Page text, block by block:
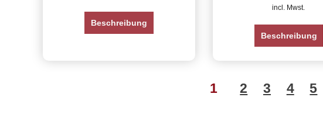
Beschreibung
incl. Mwst.
Beschreibung
1 2 3 4 5